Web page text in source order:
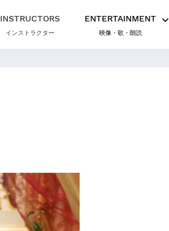
INSTRUCTORS
インストラクター
ENTERTAINMENT
映像・歌・朗読